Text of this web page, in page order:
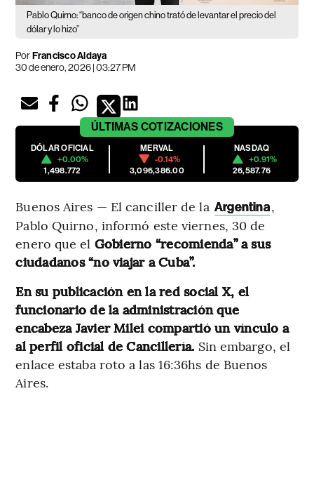
Pablo Quirno: “banco de origen chino trató de levantar el precio del
dólar y lo hizo”
PorFrancisco Aldaya
30 de enero, 2026 | 03:27 PM
ÚLTIMAS COTIZACIONES
DÓLAR OFICIAL
+0.00%
1,498.772
MERVAL
-0.14%
3,096,386.00
NASDAQ
+0.91%
26,587.76
Buenos Aires — El canciller de la Argentina,
Pablo Quirno, informó este viernes, 30 de
enero que el Gobierno “recomienda” a sus
ciudadanos “no viajar a Cuba”.
En su publicación en la red social X, el
funcionario de la administración que
encabeza Javier Milei compartió un vínculo a
al perfil oficial de Cancillería. Sin embargo, el
enlace estaba roto a las 16:36hs de Buenos
Aires.